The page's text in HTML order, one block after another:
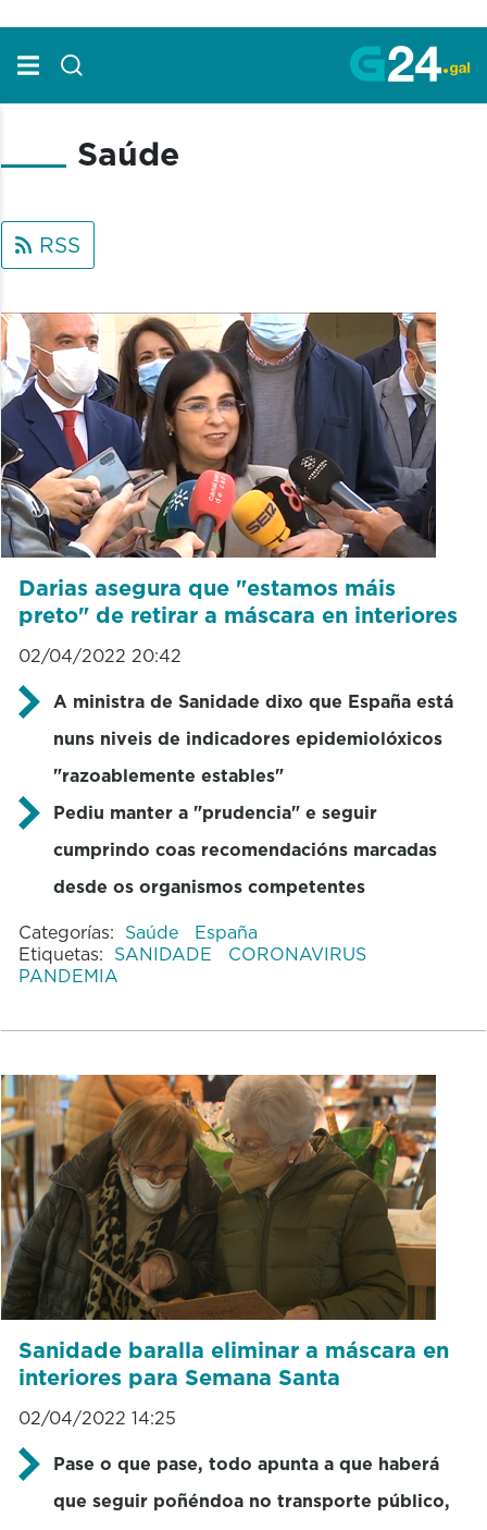
Saúde
RSS
Darias asegura que "estamos máis
preto" de retirar a máscara en interiores
02/04/2022 20:42
A ministra de Sanidade dixo que España está
nuns niveis de indicadores epidemiolóxicos
"razoablemente estables"
Pediu manter a "prudencia" e seguir
cumprindo coas recomendacións marcadas
desde os organismos competentes
Categorías: Saúde
España
Etiquetas: SANIDADE
CORONAVIRUS
PANDEMIA
Sanidade baralla eliminar a máscara en
interiores para Semana Santa
02/04/2022 14:25
Pase o que pase, todo apunta a que haberá
que seguir poñéndoa no transporte público,